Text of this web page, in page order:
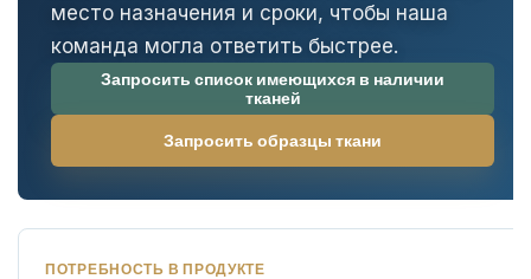
место назначения и сроки, чтобы наша
команда могла ответить быстрее.
Запросить список имеющихся в наличии
тканей
Запросить образцы ткани
ПОТРЕБНОСТЬ В ПРОДУКТЕ